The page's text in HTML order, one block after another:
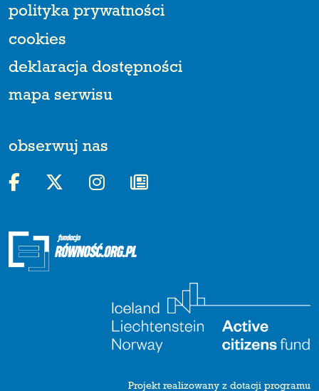
polityka prywatności
cookies
deklaracja dostępności
mapa serwisu
obserwuj nas
Projekt realizowany z dotacji programu